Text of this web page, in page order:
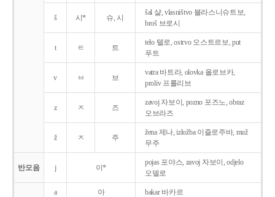
š 시* 슈, 시
šal 샬, vlasništvo 블라스니슈트보,
broš 브로시
t ㅌ 트
telo 텔로, ostrvo 오스트르보, put
푸트
v ㅂ 브
vatra 바트라, olovka 올로브카,
proliv 프롤리브
z ㅈ 즈
zavoj 자보이, pozno 포즈노, obraz
오브라즈
ž ㅈ 주
žena 제나, izložba 이즐로주바, muž
무주
반모음 j 이*
pojas 포야스, zavoj 자보이, odjelo
오델로
a 아 bakar 바카르